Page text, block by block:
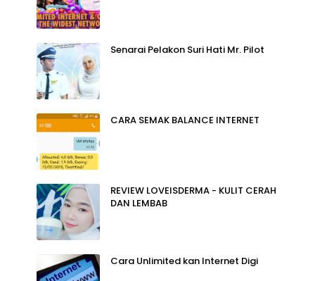
Senarai Pelakon Suri Hati Mr. Pilot
CARA SEMAK BALANCE INTERNET
REVIEW LOVEISDERMA - KULIT CERAH
DAN LEMBAB
Cara Unlimited kan Internet Digi